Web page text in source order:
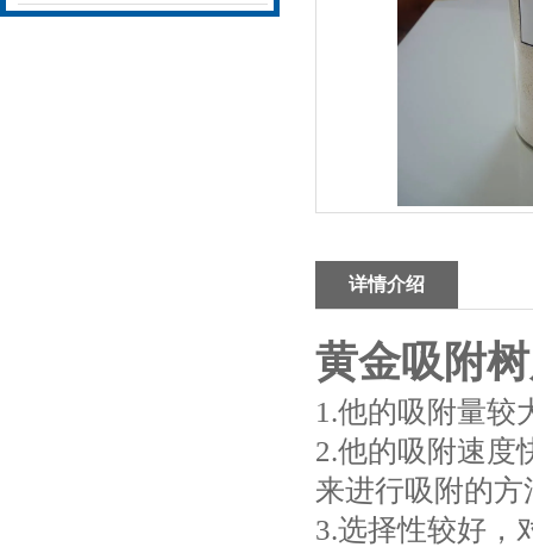
详情介绍
黄金吸附
1.他的吸附量较
2.他的吸附速度
来进行吸附的
3.选择性较好，